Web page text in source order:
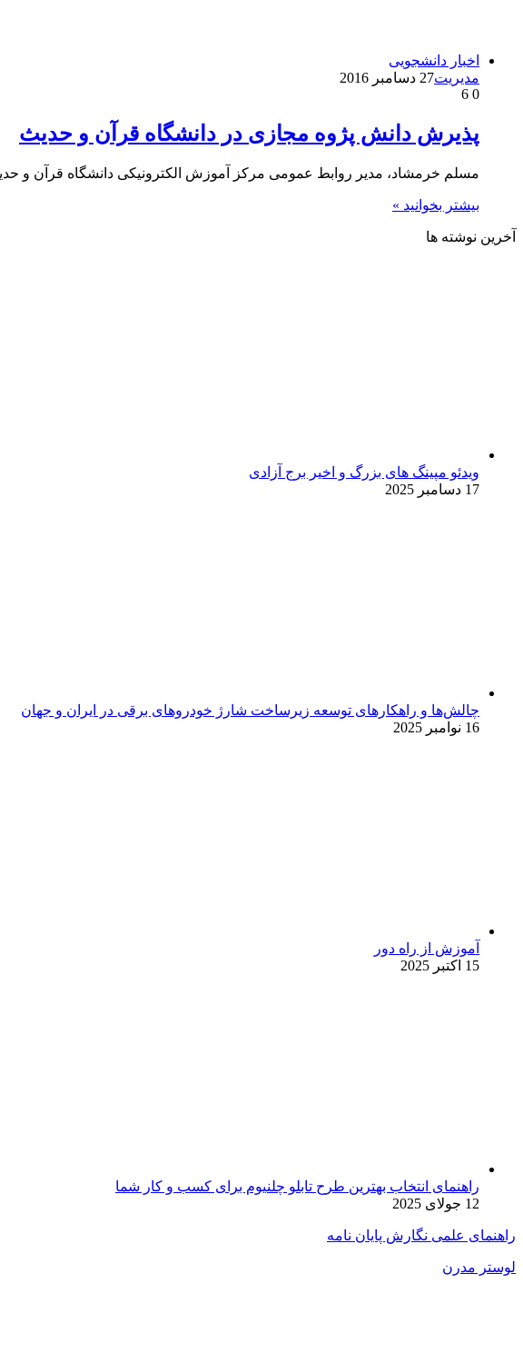
اخبار دانشجویی
مدیریت27 دسامبر 2016
0
پذیرش دانش پژوه مجازی در دانشگاه قرآن و حدیث
مسلم خرمشاد، مدیر روابط عمومی مرکز آموزش الکترونیکی دانشگاه قرآن و
بیشتر بخوانید »
آخرین نوشته ها
ویدئو مپینگ های بزرگ و اخیر برج آزادی
17 دسامبر 2025
چالش‌ها و راهکارهای توسعه زیرساخت شارژ خودروهای برقی در ایران و جهان
16 نوامبر 2025
آموزش از راه دور
15 اکتبر 2025
راهنمای انتخاب بهترین طرح تابلو چلنیوم برای کسب و کار شما
12 جولای 2025
راهنمای علمی نگارش پایان نامه
لوستر مدرن